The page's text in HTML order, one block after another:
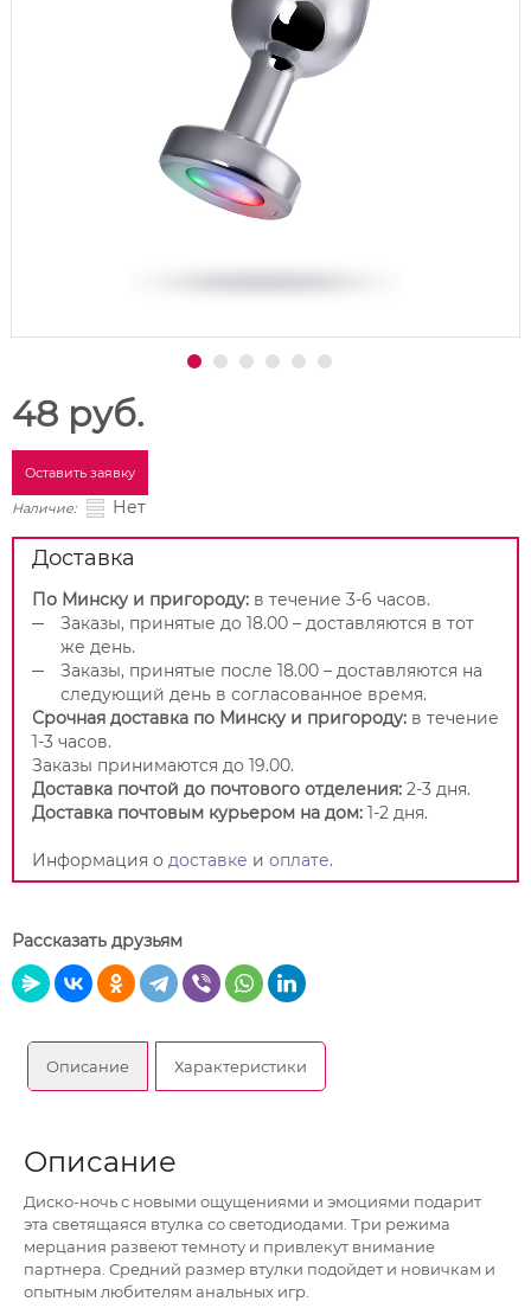
48 руб.
Оставить заявку
Наличие: Нет
Доставка
По Минску и пригороду: в течение 3-6 часов.
Заказы, принятые до 18.00 – доставляются в тот
же день.
Заказы, принятые после 18.00 – доставляются на
следующий день в согласованное время.
Срочная доставка по Минску и пригороду: в течение
1-3 часов.
Заказы принимаются до 19.00.
Доставка почтой до почтового отделения: 2-3 дня.
Доставка почтовым курьером на дом: 1-2 дня.
Информация о доставке и оплате.
Рассказать друзьям
Описание Характеристики
Описание
Диско-ночь с новыми ощущениями и эмоциями подарит
эта светящаяся втулка со светодиодами. Три режима
мерцания развеют темноту и привлекут внимание
партнера. Средний размер втулки подойдет и новичкам и
опытным любителям анальных игр.